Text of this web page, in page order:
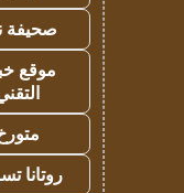
صحيفة
موقع
روتانا